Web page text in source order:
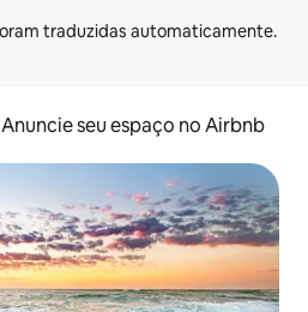
Anuncie seu espaço no Airbnb